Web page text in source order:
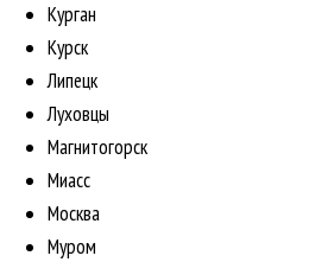
Курган
Курск
Липецк
Луховцы
Магнитогорск
Миасс
Москва
Муром